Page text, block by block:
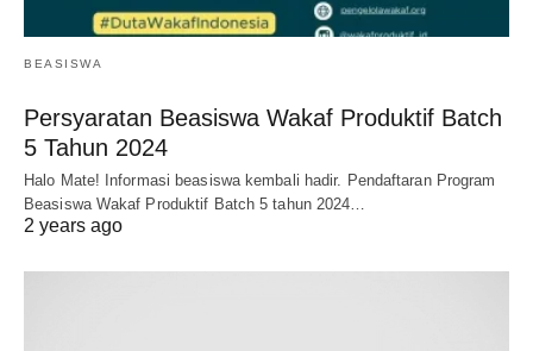
BEASISWA
Persyaratan Beasiswa Wakaf Produktif Batch
5 Tahun 2024
Halo Mate! Informasi beasiswa kembali hadir. Pendaftaran Program
Beasiswa Wakaf Produktif Batch 5 tahun 2024…
2 years ago